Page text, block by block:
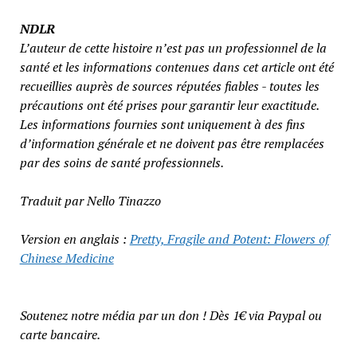
NDLR
L’auteur de cette histoire n’est pas un professionnel de la
santé et les informations contenues dans cet article ont été
recueillies auprès de sources réputées fiables - toutes les
précautions ont été prises pour garantir leur exactitude.
Les informations fournies sont uniquement à des fins
d’information générale et ne doivent pas être remplacées
par des soins de santé professionnels.
Traduit par Nello Tinazzo
Version en anglais :Pretty, Fragile and Potent: Flowers of
Chinese Medicine
Soutenez notre média par un don ! Dès 1€ via Paypal ou
carte bancaire.